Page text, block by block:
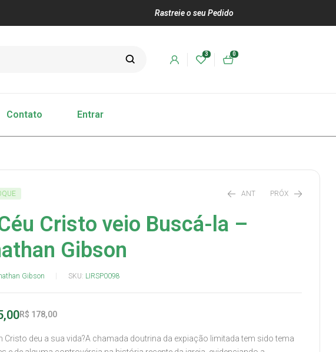
Rastreie o seu Pedido
3 0
Contato Entrar
ANT PRÓX
Cristo veio Buscá-la –
Gibson
Gibson SKU: LIRSP0098
R$ 178,00
Cristo deu a sua vida?A chamada doutrina da expiação limitada tem sido tema